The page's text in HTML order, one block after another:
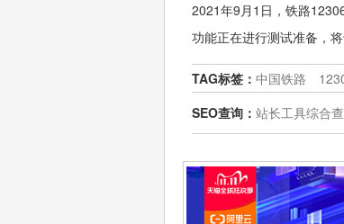
2021年9月1日，铁路
功能正在进行测试准备，
TAG标签： 中国铁路
SEO查询： 站长工具综合